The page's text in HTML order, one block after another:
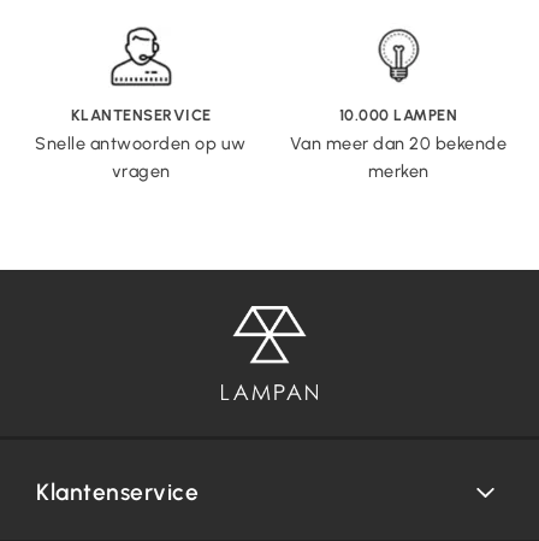
KLANTENSERVICE
Snelle antwoorden op uw
vragen
10.000 LAMPEN
Van meer dan 20 bekende
merken
Klantenservice